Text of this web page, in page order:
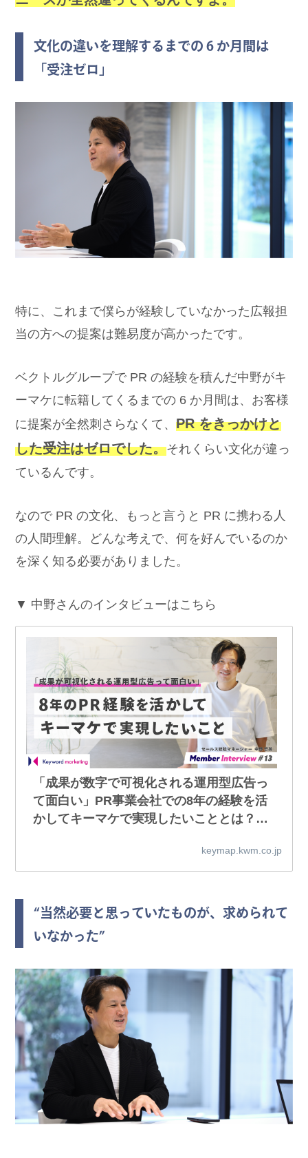
文化の違いを理解するまでの 6 か月間は
「受注ゼロ」
特に、これまで僕らが経験していなかった広報担
当の方への提案は難易度が高かったです。
ベクトルグループで PR の経験を積んだ中野がキ
ーマケに転籍してくるまでの 6 か月間は、お客様
に提案が全然刺さらなくて、PR をきっかけと
した受注はゼロでした。それくらい文化が違っ
ているんです。
なので PR の文化、もっと言うと PR に携わる人
の人間理解。どんな考えで、何を好んでいるのか
を深く知る必要がありました。
▼ 中野さんのインタビューはこちら
「成果が数字で可視化される運用型広告っ
て面白い」PR事業会社での8年の経験を活
かしてキーマケで実現したいこととは？／
株式会社キーワードマーケティングkeymap.kwm.co.jp
“当然必要と思っていたものが、求められて
いなかった”